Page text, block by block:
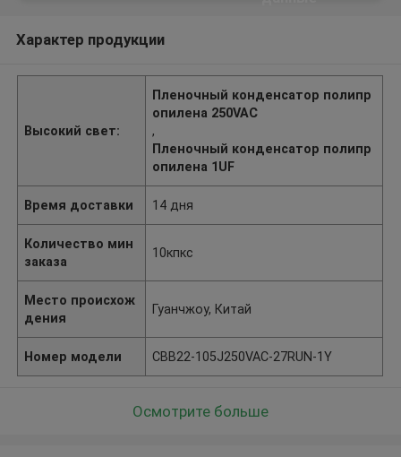
Характер продукции
Высокий свет:
Пленочный конденсатор полипр
опилена 250VAC
,
Пленочный конденсатор полипр
опилена 1UF
Время доставки 14 дня
Количество мин
заказа
10кпкс
Место происхож
дения
Гуанчжоу, Китай
Номер модели CBB22-105J250VAC-27RUN-1Y
Осмотрите больше